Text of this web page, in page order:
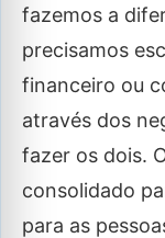
fazemos a
precisamos
financeiro ou
através dos
fazer os dois.
consolidado
para as